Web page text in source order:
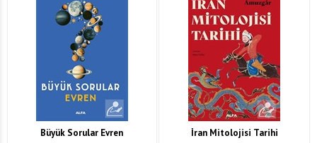
Büyük Sorular Evren İran Mitolojisi Tarihi